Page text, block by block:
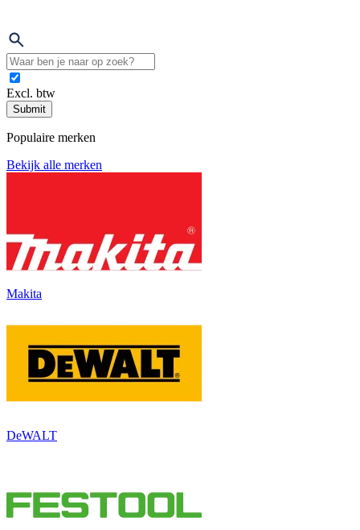
Excl. btw
Submit
Populaire merken
Bekijk alle merken
Makita
DeWALT